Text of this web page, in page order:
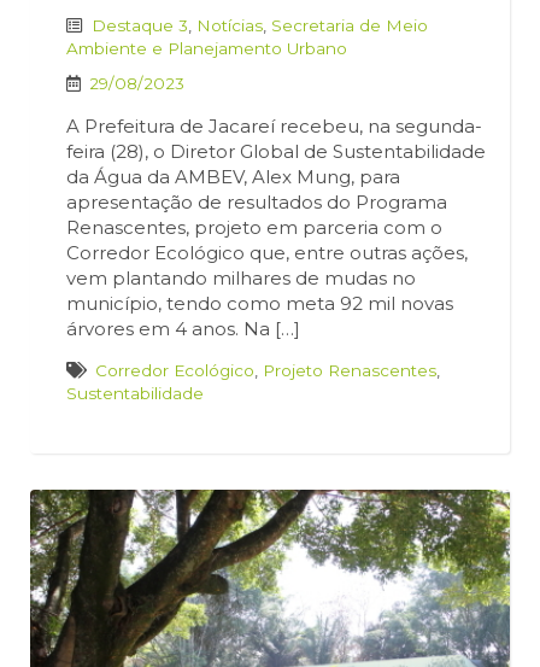
Destaque 3 Notícias Secretaria de Meio
Ambiente e Planejamento Urbano
29/08/2023
A Prefeitura de Jacareí recebeu, na segunda-
feira (28), o Diretor Global de Sustentabilidade
da Água da AMBEV, Alex Mung, para
apresentação de resultados do Programa
Renascentes, projeto em parceria com o
Corredor Ecológico que, entre outras ações,
vem plantando milhares de mudas no
município, tendo como meta 92 mil novas
árvores em 4 anos. Na […]
Corredor Ecológico Projeto Renascentes
Sustentabilidade